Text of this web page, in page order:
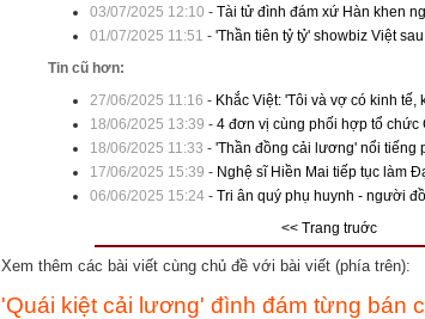
03/07/2025 12:10 - Tài tử đình đám xứ Hàn khen
01/07/2025 11:51 - 'Thần tiên tỷ tỷ' showbiz Việt
Tin cũ hơn:
27/06/2025 11:16 - Khắc Việt: 'Tôi và vợ có kinh
18/06/2025 13:39 - 4 đơn vị cùng phối hợp tổ chức
18/06/2025 11:33 - 'Thần đồng cải lương' nổi tiếng
17/06/2025 15:39 - Nghệ sĩ Hiền Mai tiếp tục làm
06/06/2025 15:24- Tri ân quý phụ huynh - người
<< Trang truớc
Xem thêm các bài viết cùng chủ đề với bài viết (phía trên):
'Quái kiệt cải lương' đình đám từng bán